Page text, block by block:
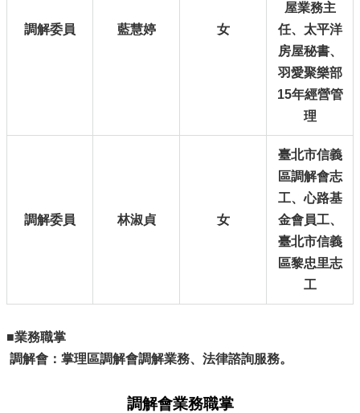
料
開
調解委員 藍慧婷 女
屋業務主
任、 太平洋
房屋秘書、
羽愛聚樂部
15年經營管
理
調解委員 林淑貞 女
臺北市信義
區調解會志
工、心路基
金會員工、
臺北市信義
區黎忠里志
工
■業務職掌
調解會：掌理區調解會調解業務、法律諮詢服務。
調解會業務職掌